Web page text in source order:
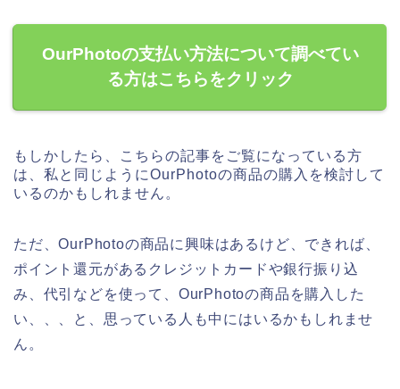
OurPhotoの支払い方法について調べてい
る方はこちらをクリック
もしかしたら、こちらの記事をご覧になっている方
は、私と同じようにOurPhotoの商品の購入を検討して
いるのかもしれません。
ただ、OurPhotoの商品に興味はあるけど、できれば、
ポイント還元があるクレジットカードや銀行振り込
み、代引などを使って、OurPhotoの商品を購入した
い、、、と、思っている人も中にはいるかもしれませ
ん。